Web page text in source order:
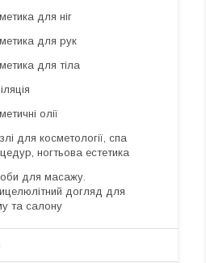
для ніг
для рук
для тіла
олії
для косметології, спа
ногтьова естетика
для масажу.
догляд для
та салону